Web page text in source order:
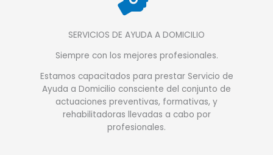
SERVICIOS DE AYUDA A DOMICILIO
Siempre con los mejores profesionales.
Estamos capacitados para prestar Servicio de
Ayuda a Domicilio consciente del conjunto de
actuaciones preventivas, formativas, y
rehabilitadoras llevadas a cabo por
profesionales.